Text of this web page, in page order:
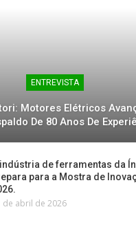
ENTREVISTA
Motores Elétricos
De 80 Anos De
de ferramentas da
para a Mostra de
de abril de 2026